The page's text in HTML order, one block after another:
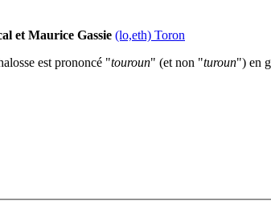
et Maurice Gassie (lo,eth) Toron
est prononcé "touroun" (et non "turoun") en